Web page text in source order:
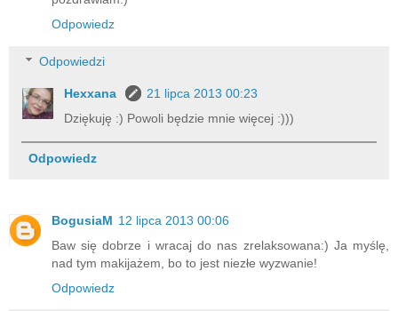
Odpowiedz
Odpowiedzi
Hexxana
21 lipca 2013 00:23
Dziękuję :) Powoli będzie mnie więcej :)))
Odpowiedz
BogusiaM 12 lipca 2013 00:06
Baw się dobrze i wracaj do nas zrelaksowana:) Ja myślę,
nad tym makijażem, bo to jest niezłe wyzwanie!
Odpowiedz